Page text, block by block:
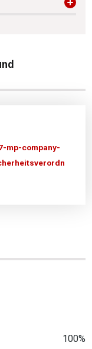
mp-company-
100%